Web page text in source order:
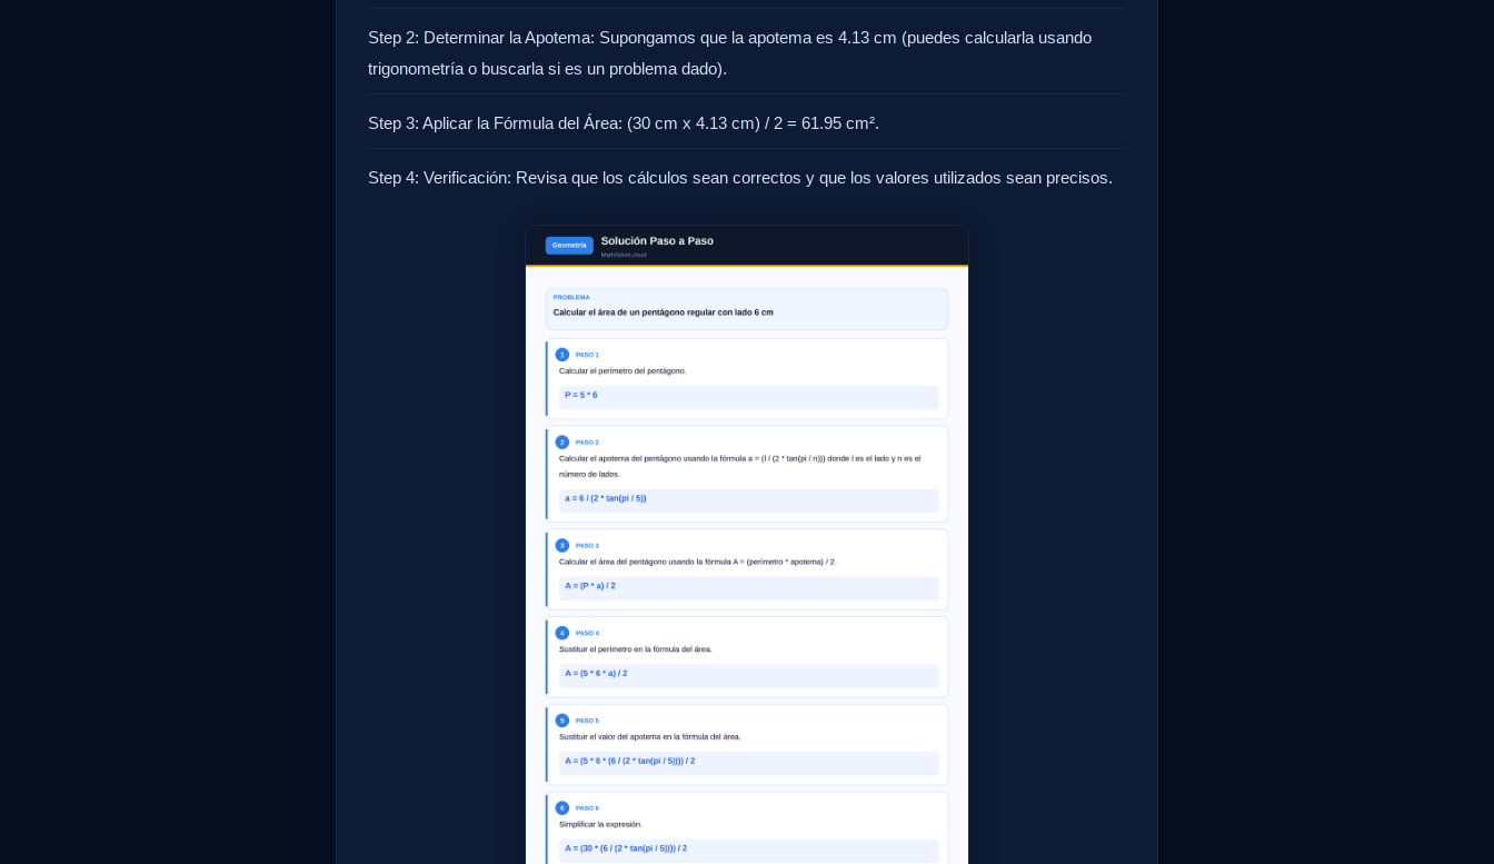
Step 2: Determinar la Apotema: Supongamos que la apotema es 4.13 cm (puedes calcularla usando
trigonometría o buscarla si es un problema dado).
Step 3: Aplicar la Fórmula del Área: (30 cm x 4.13 cm) / 2 = 61.95 cm².
Step 4: Verificación: Revisa que los cálculos sean correctos y que los valores utilizados sean precisos.